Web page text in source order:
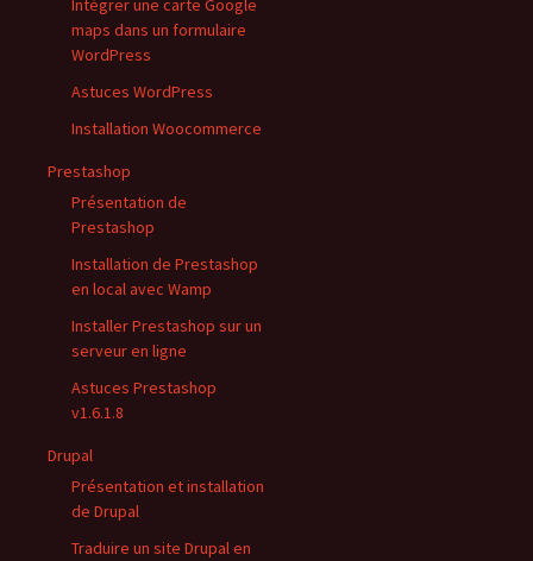
Intégrer une carte Google
maps dans un formulaire
WordPress
Astuces WordPress
Installation Woocommerce
Prestashop
Présentation de
Prestashop
Installation de Prestashop
en local avec Wamp
Installer Prestashop sur un
serveur en ligne
Astuces Prestashop
v1.6.1.8
Drupal
Présentation et installation
de Drupal
Traduire un site Drupal en